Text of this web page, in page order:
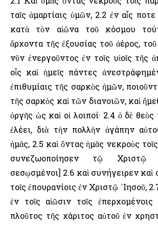
ταῖς ἁμαρτίαις ὑμῶν, 2.2 ἐν αἷς
κατὰ τὸν αἰῶνα τοῦ κόσμου
ἄρχοντα τῆς ἐξουσίας τοῦ ἀέρος,
νῦν ἐνεργοῦντος ἐν τοῖς υἱοῖς τῆς
οἷς καὶ ἡμεῖς πάντες
ἐπιθυμίαις τῆς σαρκὸς ἡμῶν,
τῆς σαρκὸς καὶ τῶν διανοιῶν, καὶ
ὀργῆς ὡς καὶ οἱ λοιποί· 2.4 ὁ δὲ
ἐλέει, διὰ τὴν πολλὴν ἀγάπην
ἡμᾶς, 2.5 καὶ ὄντας ἡμᾶς νεκροὺς
συνεζωοποίησεν τῷ Χριστῷ
σεσῳσμένοι] 2.6 καὶ συνήγειρεν καὶ
τοῖς ἐπουρανίοις ἐν Χριστῷ ᾽Ιησοῦ,
ἐν τοῖς αἰῶσιν τοῖς
πλοῦτος τῆς χάριτος αὐτοῦ ἐν